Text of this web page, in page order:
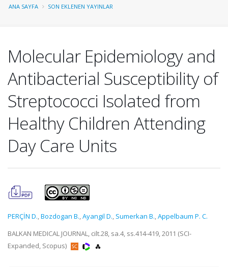
ANA SAYFA SON EKLENEN YAYINLAR
Molecular Epidemiology and
Antibacterial Susceptibility of
Streptococci Isolated from
Healthy Children Attending
Day Care Units
PERÇİN D.,Bozdogan B.,Ayangil D., Sumerkan B.,Appelbaum P. C.
BALKAN MEDICAL JOURNAL, cilt.28, sa.4, ss.414-419, 2011 (SCI-
Expanded, Scopus)